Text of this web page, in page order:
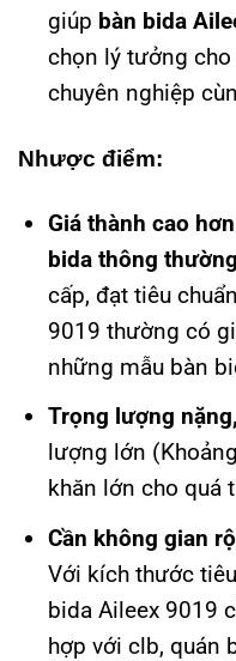
giúp bàn bida
chọn lý tưởng
chuyên nghiệp
Nhược điểm:
Giá thành cao
bida thông thường
cấp, đạt tiêu
9019 thường có
những mẫu bàn
Trọng lượng
lượng lớn
khăn lớn cho quá
Cần không gian
Với kích thước
bida Aileex 9019
hợp với clb, quán